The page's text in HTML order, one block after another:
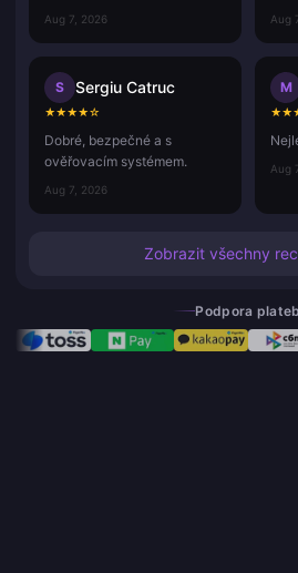
Aug 7, 2026 Aug
S Sergiu Catruc
★★★★☆
Dobré, bezpečné a s
ověřovacím systémem.
Aug 7, 2026
M
★★
Aug
Zobrazit všechny
Podpora plateb